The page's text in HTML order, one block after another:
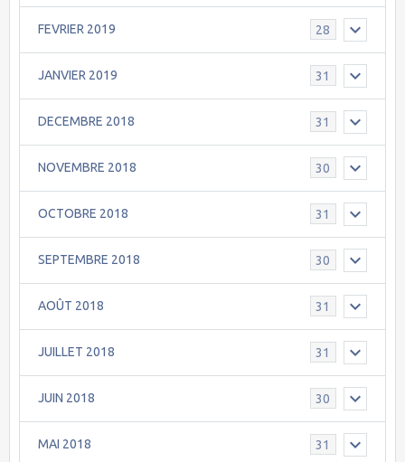
FEVRIER 2019 28
JANVIER 2019 31
DECEMBRE 2018 31
NOVEMBRE 2018 30
OCTOBRE 2018 31
SEPTEMBRE 2018 30
AOÛT 2018 31
JUILLET 2018 31
JUIN 2018 30
MAI 2018 31